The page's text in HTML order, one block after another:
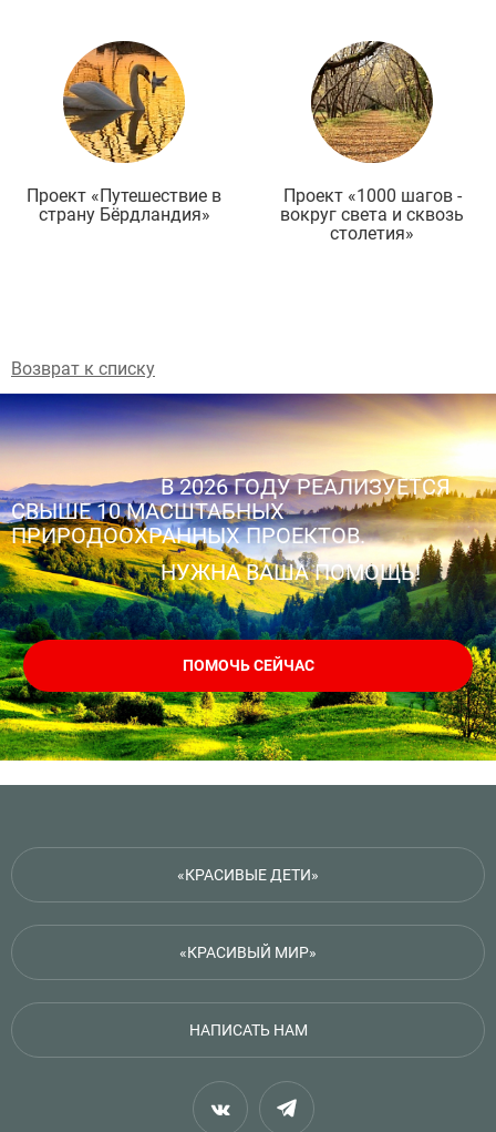
Проект «Путешествие в
страну Бёрдландия»
Подробнее
Проект «1000 шагов -
вокруг света и сквозь
столетия»
Возврат к списку
В 2026 ГОДУ РЕАЛИЗУЕТСЯ
СВЫШЕ 10 МАСШТАБНЫХ
ПРИРОДООХРАННЫХ ПРОЕКТОВ.
НУЖНА ВАША ПОМОЩЬ!
ПОМОЧЬ СЕЙЧАС
«КРАСИВЫЕ ДЕТИ»
«КРАСИВЫЙ МИР»
НАПИСАТЬ НАМ